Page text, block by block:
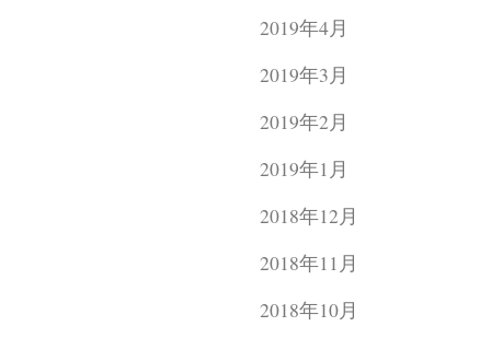
2019年4月
2019年3月
2019年2月
2019年1月
2018年12月
2018年11月
2018年10月